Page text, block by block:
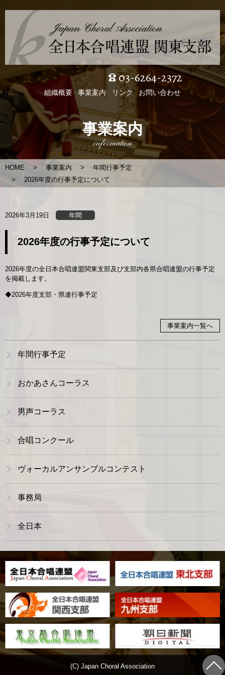
03-6264-2372
組織概要 事業案内 リンク お問い合わせ
事業案内
information
HOME 事業案内
年間行事予定
2026年度の行事予定について
2026年3月19日 年間
2026年度の行事予定について
2026年度の全日本合唱連盟関東支部及び支部内各県合唱連盟の行事予定
を掲載します。
◆2026年度支部・県連行事予定
事業案内一覧へ
年間行事予定
おかあさんコーラス
男声コーラス
合唱コンクール
ヴォーカルアンサンブルコンテスト
事務局
全日本
(C) Japan Choral Association